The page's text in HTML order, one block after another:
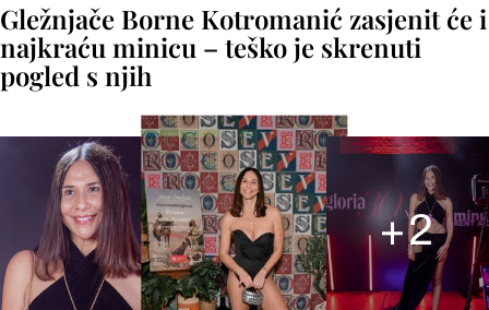
Gležnjače Borne Kotromanić zasjenit će i
najkraću minicu – teško je skrenuti
pogled s njih
+2